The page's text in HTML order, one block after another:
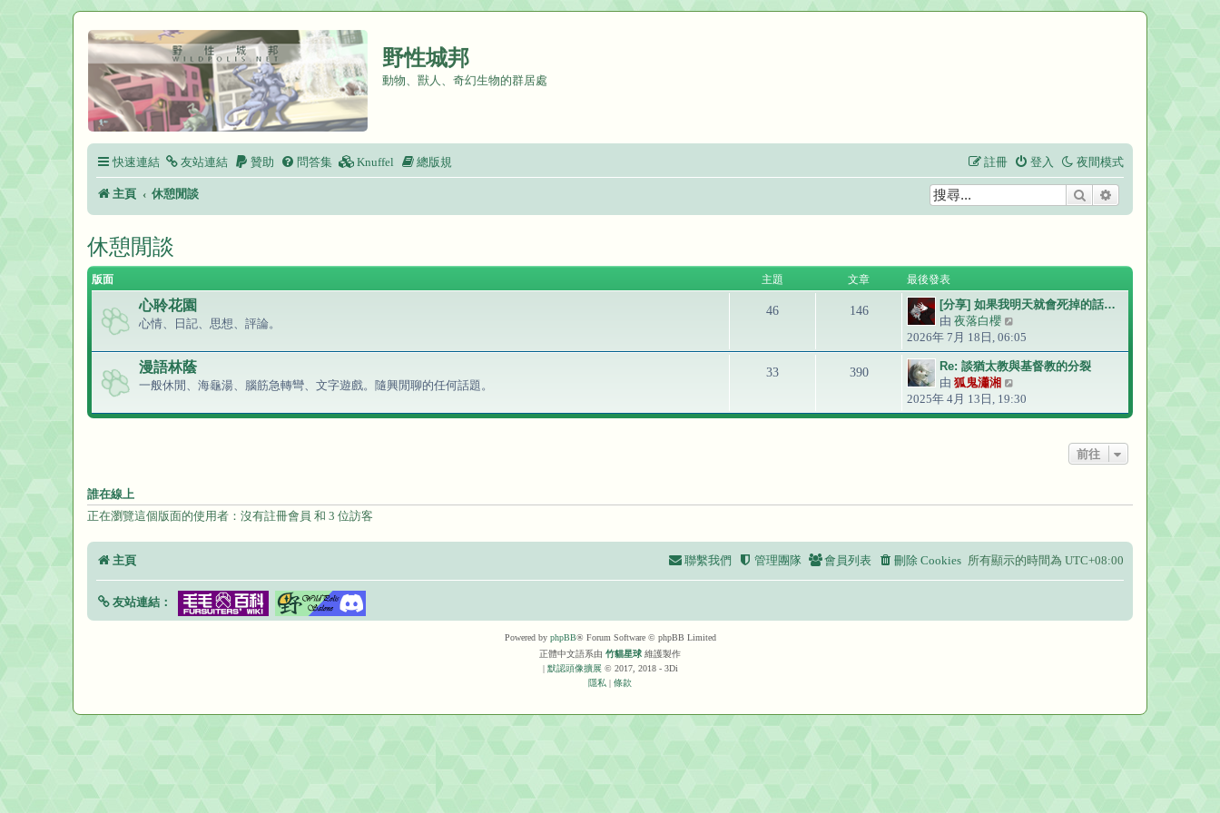
野性城邦
動物、獸人、奇幻生物的群居處
快速連結 夜間模式
友站連結 贊助 問答集 Knuffel 總版規 登入
註冊
主頁 休憩閒談 搜尋
休憩閒談
版面 主題 文章 最後發表
心聆花園
心情、日記、思想、評論。
46 146
[分享] 如果我明天就會死掉的話…
由 夜落白櫻
視
最
後
表
2026年 7月 18日, 06:05
漫語林蔭
一般休閒、海龜湯、腦筋急轉彎、文字遊戲。隨興閒聊的任何話題。
33 390
Re: 談猶太教與基督教的分裂
由 狐鬼瀟湘
視
最
2025年 4月 13日, 19:30
前往
誰在線上
正在瀏覽這個版面的使用者：沒有註冊會員 和 3 位訪客
主頁 所有顯示的時間為 UTC+08:00
刪除 Cookies
會員列表
管理團隊
聯繫我們
友站連結：
Powered by phpBB® Forum Software © phpBB Limited
正體中文語系由 竹貓星球 維護製作
| 默認頭像擴展 © 2017, 2018 - 3Di
隱私 | 條款